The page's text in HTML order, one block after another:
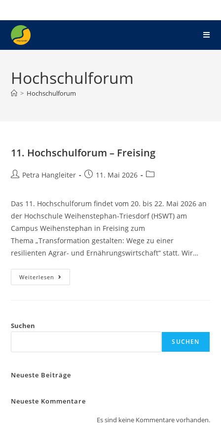
Hochschulforum
> Hochschulforum
11. Hochschulforum – Freising
Petra Hangleiter 11. Mai 2026
Das 11. Hochschulforum findet vom 20. bis 22. Mai 2026 an
der Hochschule Weihenstephan-Triesdorf (HSWT) am
Campus Weihenstephan in Freising zum
Thema „Transformation gestalten: Wege zu einer
resilienten Agrar- und Ernährungswirtschaft“ statt. Wir…
Weiterlesen
Suchen
SUCHEN
Neueste Beiträge
Neueste Kommentare
Es sind keine Kommentare vorhanden.